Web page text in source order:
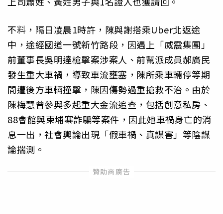
不料，隔日凌晨1時許，陳與謝搭乘Uber北返途
中，途經國道一號新竹路段，因遇上「威震集團」
前董事長吳明達槍擊案涉案人、前幫派成員郝廣民
發生重大車禍，導致車流壅塞，陳所乘車輛停等期
間遭後方車輛撞擊，陳因傷勢過重搶救不治。由於
陳梅慧曾參與多起重大金流追查，包括創意私房、
88會館與柬埔寨詐騙等案件，因此她車禍身亡的消
息一出，社會輿論出現「假車禍、真謀害」等陰謀
論揣測。